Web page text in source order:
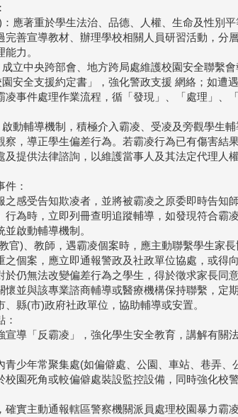
：應著重於學生法治、品德、人權、生命及性別
完善宣導教材、辦理學校相關人員研習活動，分
力。
成立中央跨部會、地方跨局處維護校園安全聯繫
安全支援約定書」，強化警政支援 網絡；如遭
事件處理作業流程，循「發現」、「處理」、
啟動輔導機制，積極介入霸凌、受凌及旁觀學生
察，導正學生偏差行為。若霸凌行為已有傷害結
及提供法律諮詢，以維護當事人及其法定代理人
：
之感受告知欺凌者，並將被霸凌之原委即時告知
行為時，立即列冊查明追蹤輔導，如發現符合霸
啟動輔導機制。
官)、教師，遇霸凌個案時，應主動聯繫學生家長
之個案，應立即通報警政及社政單位協處，或得
於仍無法改變偏差行為之學生，得於徵求家長同
懷並與該專業諮商輔導或醫療機構保持聯繫，定
縣(市)政府社政單位，協助輔導或安置。
宣導「反霸凌」，強化學生安全教育，講解有關
青少年常聚集處(如偏僻處、公園、車站、巷弄、
校園死角或較偏僻處裝設監控設備，同時強化校
確實主動通報轄區警察機關派員處理校園暴力霸